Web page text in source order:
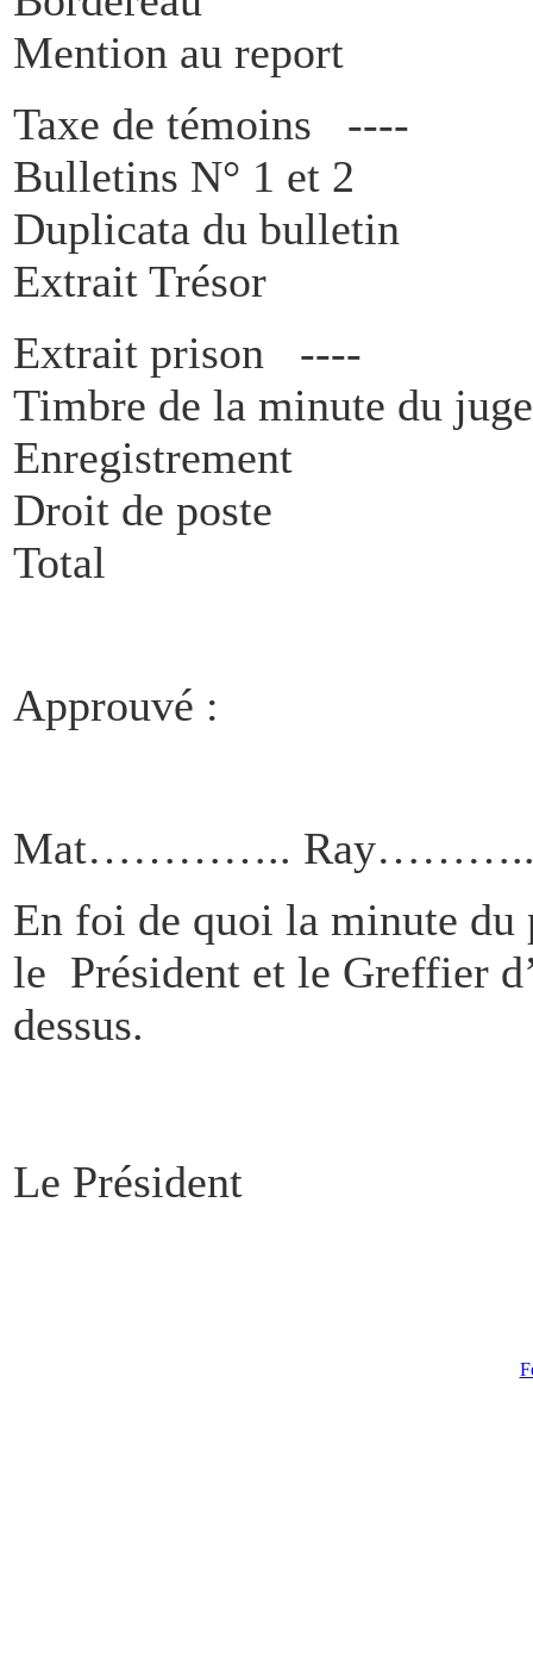
Mention au
Taxe de témoins ----
Bulletins N° 1
Duplicata du
Extrait
Extrait prison ----
Timbre de la minute du
Enregistrement
Droit de poste
Total
Approuvé :
Mat…………..
En foi de quoi la minute du
le Président et le Greffier
dessus.
Le Président